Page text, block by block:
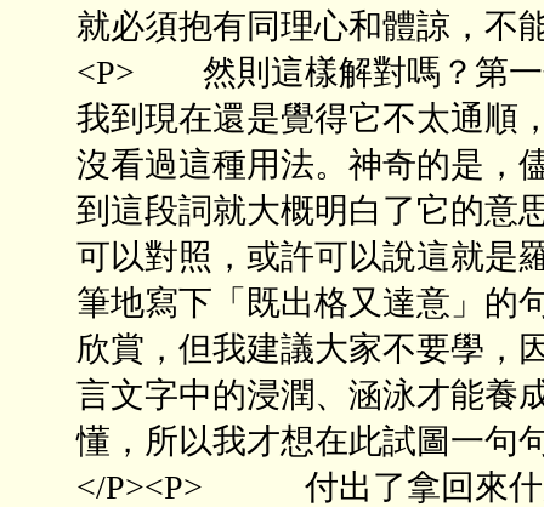
就必須抱有同理心和體諒，不
<P> 然則這樣解對嗎？第一
我到現在還是覺得它不太通順
沒看過這種用法。神奇的是，
到這段詞就大概明白了它的意
可以對照，或許可以說這就是
筆地寫下「既出格又達意」的
欣賞，但我建議大家不要學，
言文字中的浸潤、涵泳才能養
懂，所以我才想在此試圖一句
</P><P> 付出了拿回來什